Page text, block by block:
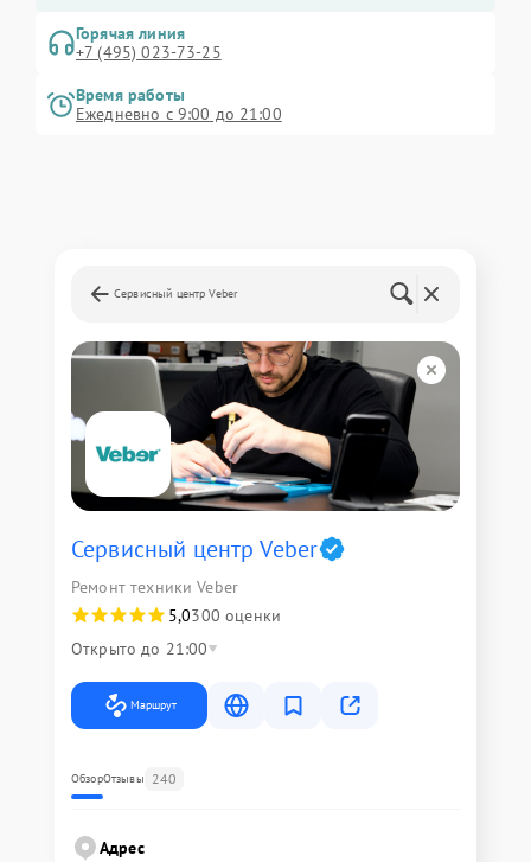
Горячая линия
+7 (495) 023-73-25
Время работы
Ежедневно с 9:00 до 21:00
Сервисный центр Veber
Сервисный центр Veber
Ремонт техники Veber
5,0300 оценки
Открыто до 21:00
Маршрут
ОбзорОтзывы 240
Адрес